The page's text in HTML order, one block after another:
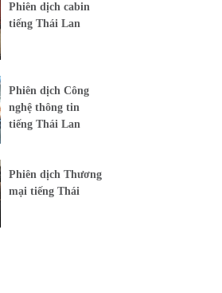
Phiên dịch cabin
tiếng Thái Lan
Phiên dịch Công
nghệ thông tin
tiếng Thái Lan
Phiên dịch Thương
mại tiếng Thái